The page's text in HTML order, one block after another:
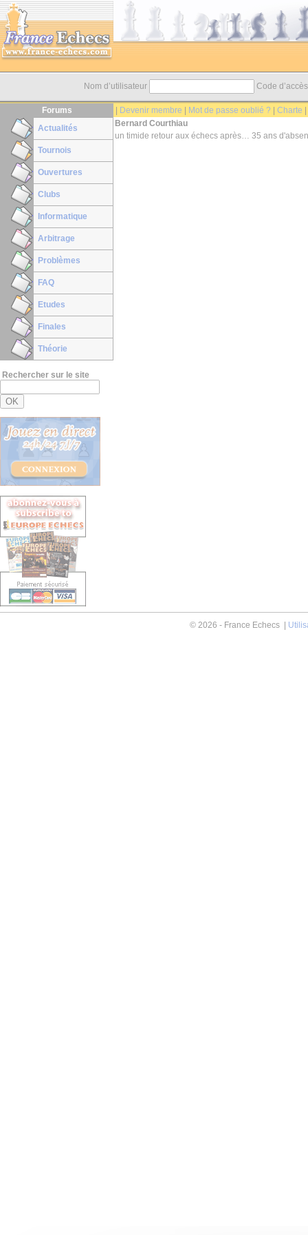
Nom d’utilisateur Code
Forums Devenir membre Mot de passe oublié ? Charte
Actualités
Tournois
Ouvertures
Clubs
Informatique
Arbitrage
Problèmes
FAQ
Etudes
Finales
Théorie
Rechercher sur le site
Bernard Courthiau
un timide retour aux échecs après… 35 ans
© 2026 - France Echecs |